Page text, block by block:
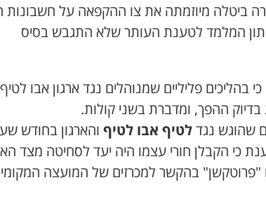
ביטלה מיוזמתה את צו ההקפאה על חשבונות
המלמד לטענת העותר שלא התגבש בסיס
בהליכים פליליים שמנוהלים נגד ארגון אבו
ההפך, ומדברת בשני קולות.
שהוגש נגדלטיף אבו לטיף והארגון בחודש
כי הקבלן חורי עצמו היה יעד לסחיטה מצד
בהקשר למכרזים של המועצה